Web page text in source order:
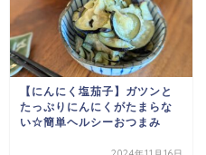
【にんにく塩茄子】ガツンと
たっぷりにんにくがたまらな
い☆簡単ヘルシーおつまみ